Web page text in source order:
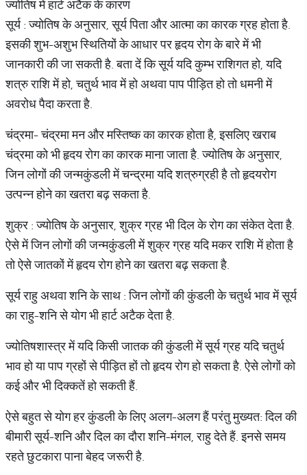
ज्योतिष में हार्ट अटैक के कारण
सूर्य : ज्योतिष के अनुसार, सूर्य पिता और आत्मा का कारक ग्रह होता है.
इसकी शुभ-अशुभ स्थितियों के आधार पर हृदय रोग के बारे में भी
जानकारी की जा सकती है. बता दें कि सूर्य यदि कुम्भ राशिगत हो, यदि
शत्रु राशि में हो, चतुर्थ भाव में हो अथवा पाप पीड़ित हो तो धमनी में
अवरोध पैदा करता है.
चंद्रमा- चंद्रमा मन और मस्तिष्क का कारक होता है, इसलिए खराब
चंद्रमा को भी हृदय रोग का कारक माना जाता है. ज्योतिष के अनुसार,
जिन लोगों की जन्मकुंडली में चन्द्रमा यदि शत्रुग्रही है तो हृदयरोग
उत्पन्न होने का खतरा बढ़ सकता है.
शुक्र : ज्योतिष के अनुसार, शुक्र ग्रह भी दिल के रोग का संकेत देता है.
ऐसे में जिन लोगों की जन्मकुंडली में शुक्र ग्रह यदि मकर राशि में होता है
तो ऐसे जातकों में हृदय रोग होने का खतरा बढ़ सकता है.
सूर्य राहु अथवा शनि के साथ : जिन लोगों की कुंडली के चतुर्थ भाव में सूर्य
का राहु-शनि से योग भी हार्ट अटैक देता है.
ज्योतिषशास्त्र में यदि किसी जातक की कुंडली में सूर्य ग्रह यदि चतुर्थ
भाव हो या पाप ग्रहों से पीड़ित हों तो हृदय रोग हो सकता है. ऐसे लोगों को
कई और भी दिक्कतें हो सकती हैं.
ऐसे बहुत से योग हर कुंडली के लिए अलग-अलग हैं परंतु मुख्यत: दिल की
बीमारी सूर्य-शनि और दिल का दौरा शनि-मंगल, राहु देते हैं. इनसे समय
रहते छुटकारा पाना बेहद जरूरी है.